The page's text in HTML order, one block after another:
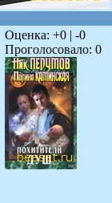
Оценка: +0 | -0
Проголосовало: 0